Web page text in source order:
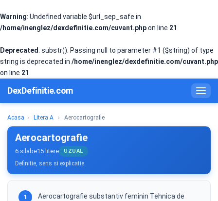
Warning: Undefined variable $url_sep_safe in
/home/inenglez/dexdefinitie.com/cuvant.phpon line 21
Deprecated: substr(): Passing null to parameter #1 ($string) of type
string is deprecated in /home/inenglez/dexdefinitie.com/cuvant.php
on line 21
DexDefinitie.com
Acasa › Litera A › Aerocartografie
Aerocartografie
6 silabe15 litere UZUAL
Definitie, sens si explicatie
1
Aerocartografie substantiv feminin Tehnica de